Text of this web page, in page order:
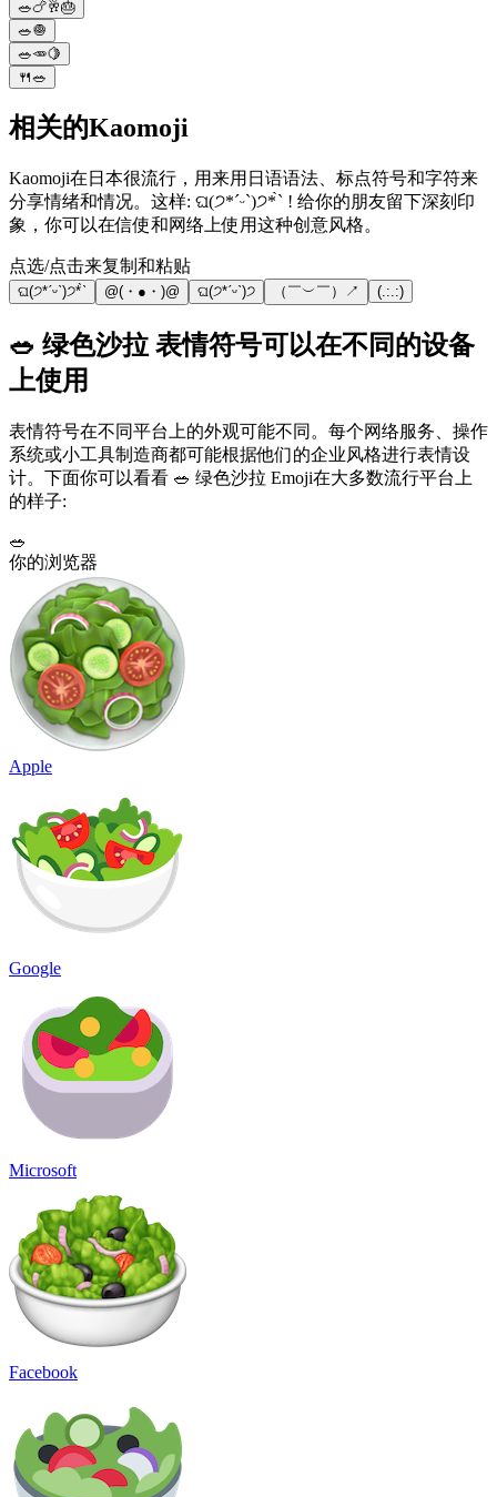
🥗🍗🥂🎂
🥗🧅
🥗🥕🍋
🍴🥗
相关的Kaomoji
Kaomoji在日本很流行，用来用日语语法、标点符号和字符来
分享情绪和情况。这样: ଘ(੭*ˊᵕˋ)੭* ̀ˋ ! 给你的朋友留下深刻印
象，你可以在信使和网络上使用这种创意风格。
点选/点击来复制和粘贴
ଘ(੭*ˊᵕˋ)੭* ̀ˋ @(・●・)@ ଘ(੭*ˊᵕˋ)੭ （￣︶￣）↗ (.:.:)
🥗 绿色沙拉 表情符号可以在不同的设备
上使用
表情符号在不同平台上的外观可能不同。每个网络服务、操作
系统或小工具制造商都可能根据他们的企业风格进行表情设
计。下面你可以看看 🥗 绿色沙拉 Emoji在大多数流行平台上
的样子:
🥗
你的浏览器
Apple
Google
Microsoft
Facebook